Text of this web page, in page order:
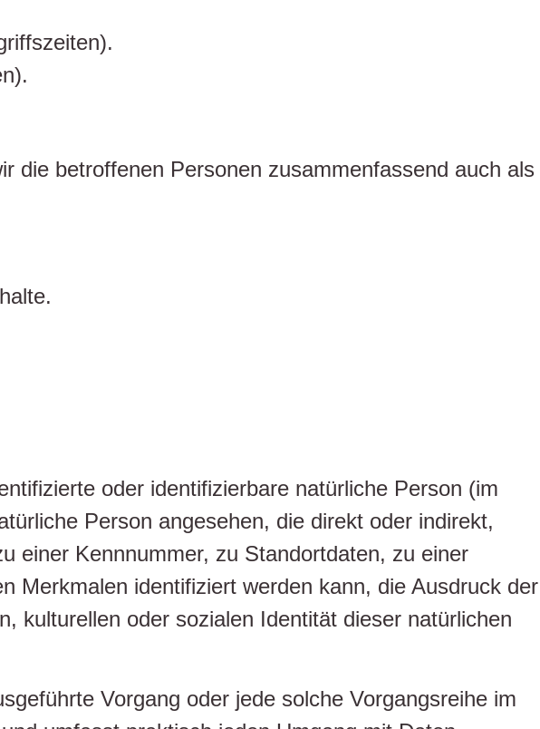
die betroffenen Personen zusammenfassend auch als
oder identifizierbare natürliche Person (im
Person angesehen, die direkt oder indirekt,
einer Kennnummer, zu Standortdaten, zu einer
Merkmalen identifiziert werden kann, die Ausdruck der
kulturellen oder sozialen Identität dieser natürlichen
Vorgang oder jede solche Vorgangsreihe im